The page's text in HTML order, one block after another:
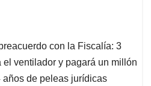
con la Fiscalía: 3
ventilador y pagará un millón
de peleas jurídicas